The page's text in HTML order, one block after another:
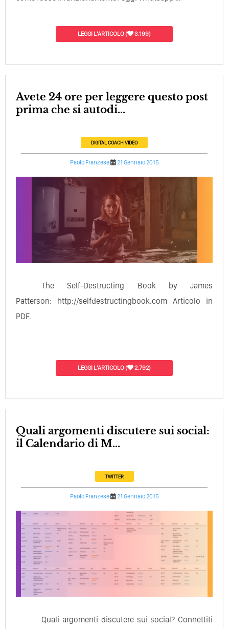
LEGGI L'ARTICOLO( 3.199)
Avete 24 ore per leggere questo post
prima che si autodi...
DIGITAL COACHVIDEO
Paolo Franzese 21 Gennaio 2015
The Self-Destructing Book by James
Patterson: http://selfdestructingbook.com Articolo in
PDF.
LEGGI L'ARTICOLO( 2.792)
Quali argomenti discutere sui social:
il Calendario di M...
TWITTER
Paolo Franzese 21 Gennaio 2015
Quali argomenti discutere sui social? Connettiti